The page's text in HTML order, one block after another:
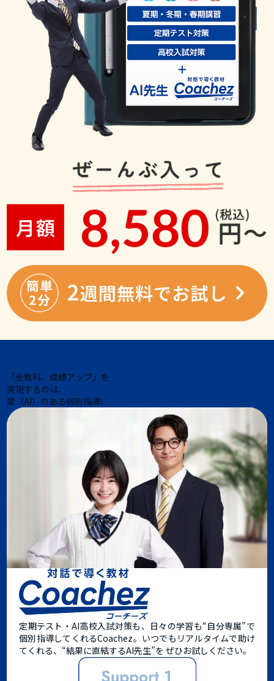
「全教科、成績アップ」を
実現するのは、
愛（AI）のある個別指導!
定期テスト・AI高校入試対策も、日々の学習も“自分専属”で
個別指導してくれるCoachez。 いつでもリアルタイムで助け
てくれる、“結果に直結するAI先生”を ぜひお試しください。